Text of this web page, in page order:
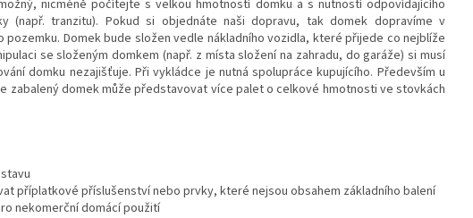
nicméně počítejte s velkou hmotností domku a s nutností odpovídajícího
(např. tranzitu). Pokud si objednáte naši dopravu, tak domek dopravíme v
Domek bude složen vedle nákladního vozidla, které přijede co nejblíže
se složeným domkem (např. z místa složení na zahradu, do garáže) si musí
domku nezajišťuje. Při vykládce je nutná spolupráce kupujícího. Především u
zabalený domek může představovat více palet o celkové hmotnosti ve stovkách
příplatkové příslušenství nebo prvky, které nejsou obsahem základního balení
nekomerční domácí použití